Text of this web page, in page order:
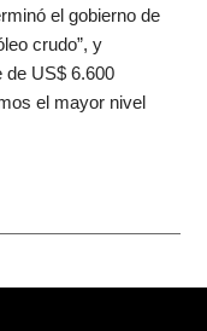
el gobierno de
crudo”, y
de US$ 6.600
el mayor nivel